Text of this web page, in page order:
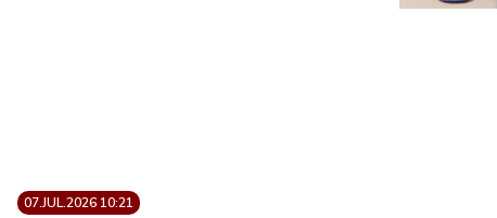
07.JUL.2026 10:21